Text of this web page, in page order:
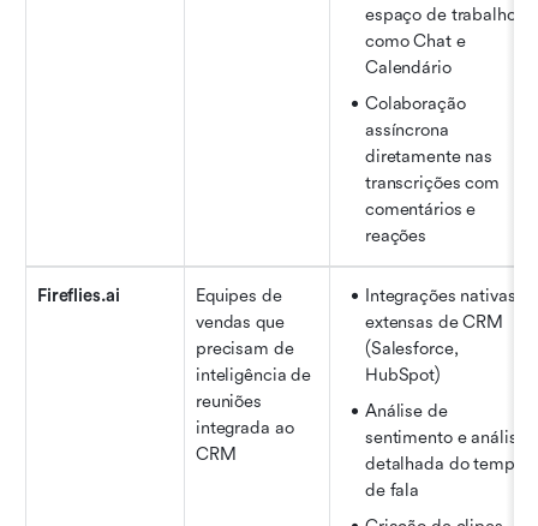
espaço de trabalho
como Chat e
Calendário
Colaboração
assíncrona
diretamente nas
transcrições com
comentários e
reações
Fireflies.ai
Equipes de
vendas que
precisam de
inteligência de
reuniões
integrada ao
CRM
Integrações nativas
extensas de CRM
(Salesforce,
HubSpot)
Análise de
sentimento e análise
detalhada do tempo
de fala